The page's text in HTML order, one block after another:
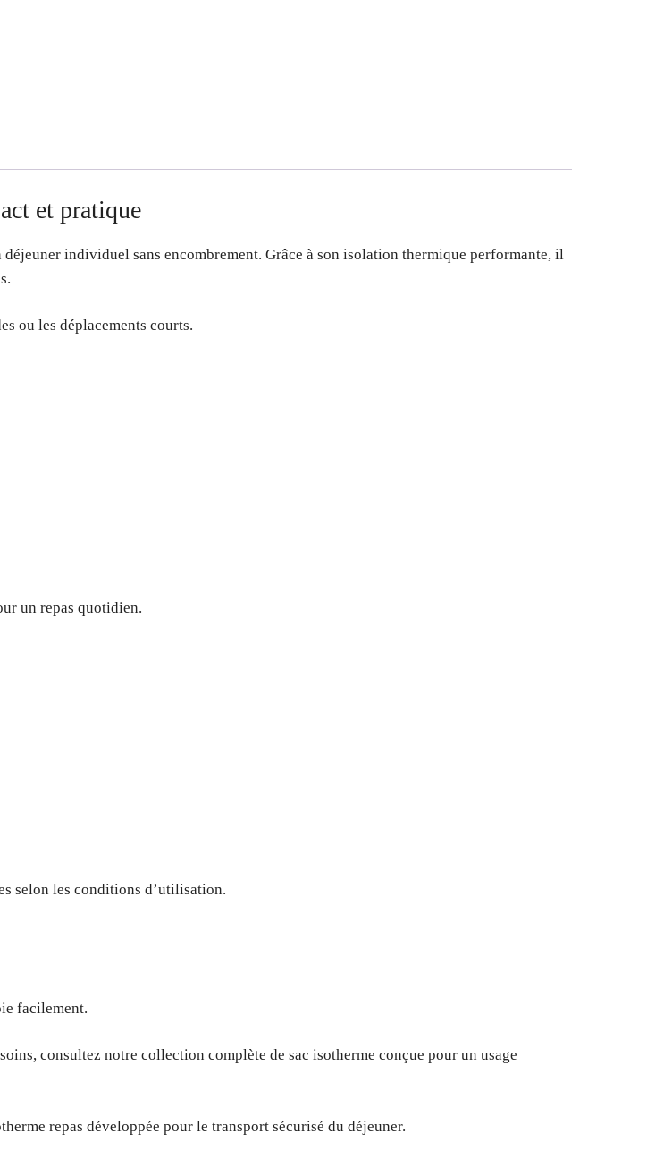
et pratique
individuel sans encombrement. Grâce à son isolation thermique performante, il
ou les déplacements courts.
un repas quotidien.
selon les conditions d’utilisation.
facilement.
consultez notre collection complète de sac isotherme conçue pour un usage
repas développée pour le transport sécurisé du déjeuner.